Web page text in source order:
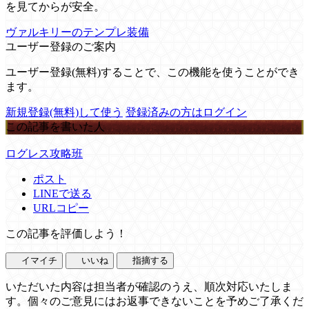
を見てからが安全。
ヴァルキリーのテンプレ装備
ユーザー登録のご案内
ユーザー登録(無料)することで、この機能を使うことができ
ます。
新規登録(無料)して使う 登録済みの方はログイン
この記事を書いた人
ログレス攻略班
ポスト
LINEで送る
URLコピー
この記事を評価しよう！
イマイチ いいね 指摘する
いただいた内容は担当者が確認のうえ、順次対応いたしま
す。個々のご意見にはお返事できないことを予めご了承くだ